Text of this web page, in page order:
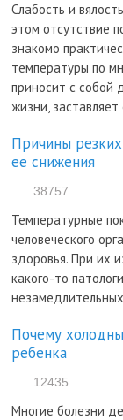
Слабость и
этом отсутствие
знакомо
температуры по
приносит с собой
жизни,
Причины
ее снижения
38757
Температурные
человеческого
здоровья. При их
какого-то
Почему
ребенка
12435
Многие болезни